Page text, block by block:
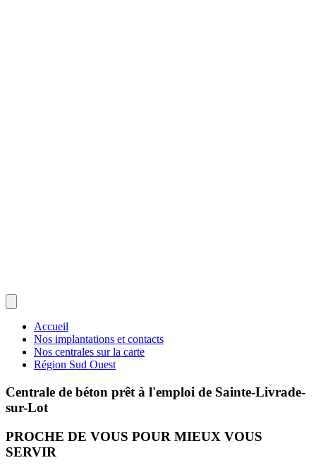
Accueil
Nos implantations et contacts
Nos centrales sur la carte
Région Sud Ouest
Centrale de béton prêt à l'emploi de Sainte-Livrade-
sur-Lot
PROCHE DE VOUS POUR MIEUX VOUS
SERVIR